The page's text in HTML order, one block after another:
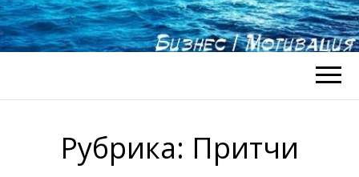
Рубрика: Притчи